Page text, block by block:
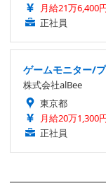
月給21万6,400
正社員
ゲームモニター/
株式会社alBee
東京都
月給20万1,300
正社員